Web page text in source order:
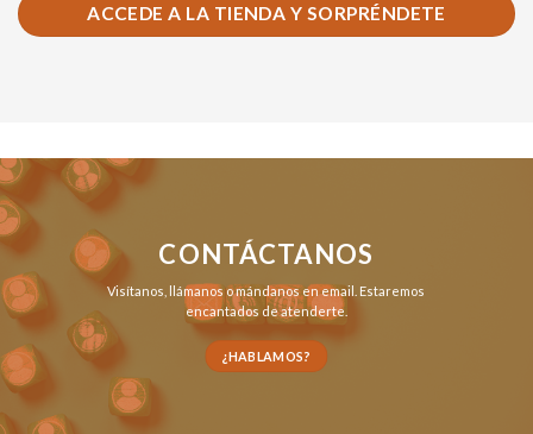
ACCEDE A LA TIENDA Y SORPRÉNDETE
CONTÁCTANOS
Visítanos, llámanosomándanos en email . Estaremos
encantados de atenderte.
¿HABLAMOS?